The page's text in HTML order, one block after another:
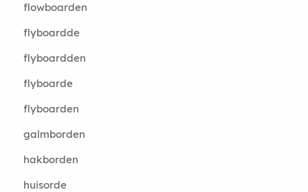
flowboarden
flyboardde
flyboardden
flyboarde
flyboarden
galmborden
hakborden
huisorde